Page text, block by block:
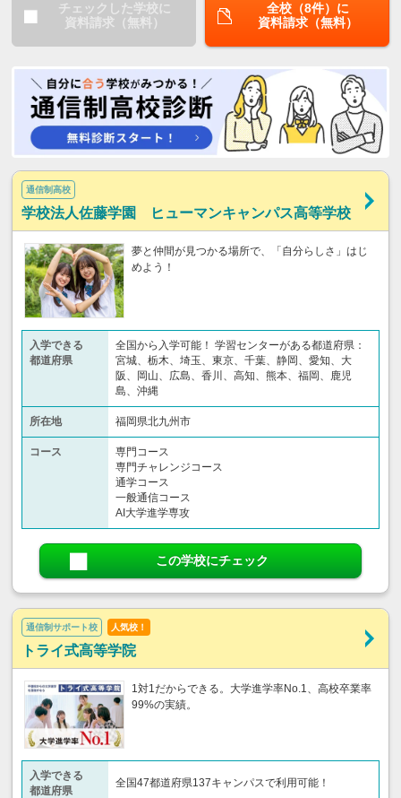
チェックした学校に
資料請求（無料）
全校（8件）に
資料請求（無料）
通信制高校
学校法人佐藤学園 ヒューマンキャンパス高等学校
夢と仲間が見つかる場所で、「自分らしさ」はじ
めよう！
入学できる
都道府県
全国から入学可能！ 学習センターがある都道府県：
宮城、栃木、埼玉、東京、千葉、静岡、愛知、大
阪、岡山、広島、香川、高知、熊本、福岡、鹿児
島、沖縄
所在地 福岡県北九州市
コース
専門コース
専門チャレンジコース
通学コース
一般通信コース
AI大学進学専攻
この学校にチェック
通信制サポート校 人気校！
トライ式高等学院
1対1だからできる。大学進学率No.1、高校卒業率
99%の実績。
入学できる
都道府県
全国47都道府県137キャンパスで利用可能！